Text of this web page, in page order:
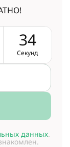
33
Секунд
данных.